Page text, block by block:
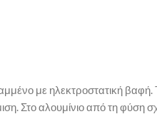
με ηλεκτροστατική βαφή.
Στο αλουμίνιο από τη φύση